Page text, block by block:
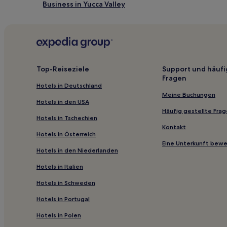
Business in Yucca Valley
Günstige in Palm Springs
Familien in Palm Springs
Hotels mit Wellnessbereich in Desert Hot Springs
Familien in Indio
Günstige in Coachella Valley
Luxus in Palm Desert
Hotels mit Pool in Palm Desert
Top-Reiseziele
Hotels in Deutschland
Hotels in den USA
Hotels in Tschechien
Hotels in Österreich
Hotels in den Niederlanden
Hotels in Italien
Hotels in Schweden
Hotels in Portugal
Hotels in Polen
Support und
Fragen
Meine Buchungen
Häufig gestellte
Kontakt
Eine Unterkunft